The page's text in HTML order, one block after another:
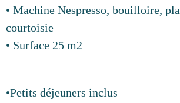
• Machine Nespresso, bouilloire,
courtoisie
• Surface 25 m2
•Petits déjeuners inclus